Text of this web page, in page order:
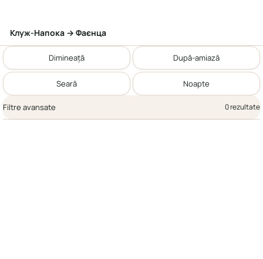
Клуж-Напока → Фаєнца
Dimineață După-amiază
Seară Noapte
Filtre avansate 0 rezultate